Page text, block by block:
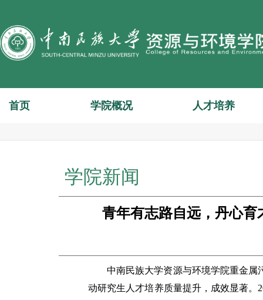
首页 学院概况 人才培养
学院新闻
青年有志路自远，丹心
中南民族大学资源与环境学院重金
动研究生人才培养质量提升，成效显著。